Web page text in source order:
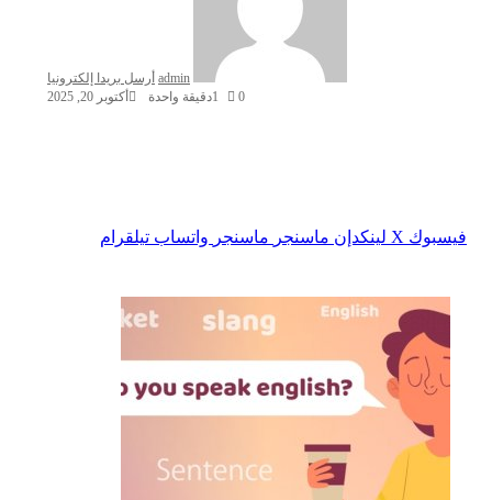
admin
أرسل بريدا إلكترونيا
أكتوبر 20, 2025
0
1دقيقة واحدة
فيسبوك ‫X لينكدإن ماسنجر ماسنجر واتساب تيلقرام